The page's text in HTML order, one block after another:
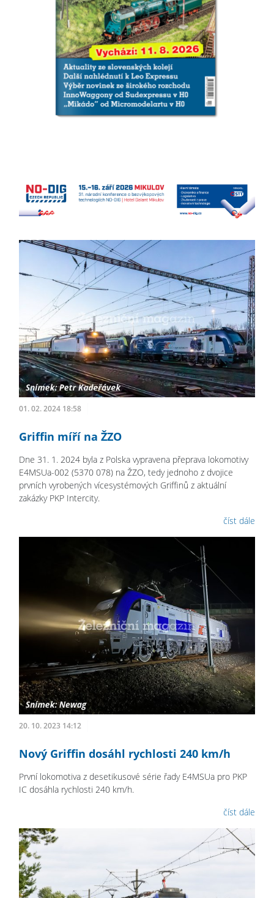
01. 02. 2024 18:58
Griffin míří na ŽZO
Dne 31. 1. 2024 byla z Polska vypravena přeprava lokomotivy
E4MSUa-002 (5370 078) na ŽZO, tedy jednoho z dvojice
prvních vyrobených vícesystémových Griffinů z aktuální
zakázky PKP Intercity.
číst dále
20. 10. 2023 14:12
Nový Griffin dosáhl rychlosti 240 km/h
První lokomotiva z desetikusové série řady E4MSUa pro PKP
IC dosáhla rychlosti 240 km/h.
číst dále